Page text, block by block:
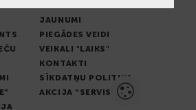
JAUNUMI
PIEGĀDES VEIDI
VEIKALI "LAIKS"
KONTAKTI
SĪKDATŅU POLITIKA
AKCIJA “SERVISS”